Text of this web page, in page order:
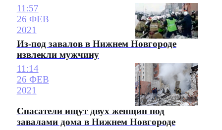
11:57
26 ФЕВ
2021
Из-под завалов в Нижнем Новгороде
извлекли мужчину
11:14
26 ФЕВ
2021
Спасатели ищут двух женщин под
завалами дома в Нижнем Новгороде